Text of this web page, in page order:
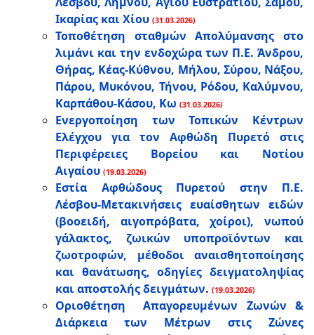
Ικαρίας και Χίου (31.03.2026)
Τοποθέτηση σταθμών Απολύμανσης στο
λιμάνι και την ενδοχώρα των Π.Ε. Άνδρου,
Θήρας, Κέας-Κύθνου, Μήλου, Σύρου, Νάξου,
Πάρου, Μυκόνου, Τήνου, Ρόδου, Καλύμνου,
Καρπάθου-Κάσου, Κω (31.03.2026)
Ενεργοποίηση των Τοπικών Κέντρων
Ελέγχου για τον Αφθώδη Πυρετό στις
Περιφέρειες Βορείου και Νοτίου
Αιγαίου (19.03.2026)
Εστία Αφθώδους Πυρετού στην Π.Ε.
Λέσβου-Μετακινήσεις ευαίσθητων ειδών
(βοοειδή, αιγοπρόβατα, χοίροι), νωπού
γάλακτος, ζωικών υποπροϊόντων και
ζωοτροφών, μέθοδοι αναισθητοποίησης
και θανάτωσης, οδηγίες δειγματοληψίας
και αποστολής δειγμάτων. (19.03.2026)
Οριοθέτηση Απαγορευμένων Ζωνών &
Διάρκεια των Μέτρων στις Ζώνες